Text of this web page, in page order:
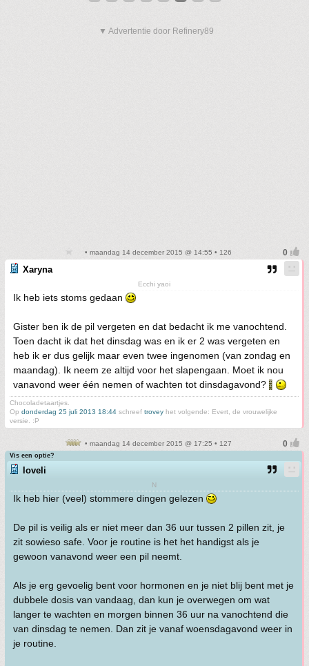
▼ Advertentie door Refinery89
• maandag 14 december 2015 @ 14:55 • 126
Xaryna
Ecchi yaoi
Ik heb iets stoms gedaan
Gister ben ik de pil vergeten en dat bedacht ik me vanochtend.
Toen dacht ik dat het dinsdag was en ik er 2 was vergeten en
heb ik er dus gelijk maar even twee ingenomen (van zondag en
maandag). Ik neem ze altijd voor het slapengaan. Moet ik nou
vanavond weer één nemen of wachten tot dinsdagavond?
Chocoladetaartjes.
Op donderdag 25 juli 2013 18:44 schreef trovey het volgende: Evert, de vrouwelijke
versie. :P
• maandag 14 december 2015 @ 17:25 • 127
Vis een optie?
loveli
N
Ik heb hier (veel) stommere dingen gelezen
De pil is veilig als er niet meer dan 36 uur tussen 2 pillen zit, je
zit sowieso safe. Voor je routine is het het handigst als je
gewoon vanavond weer een pil neemt.
Als je erg gevoelig bent voor hormonen en je niet blij bent met je
dubbele dosis van vandaag, dan kun je overwegen om wat
langer te wachten en morgen binnen 36 uur na vanochtend die
van dinsdag te nemen. Dan zit je vanaf woensdagavond weer in
je routine.